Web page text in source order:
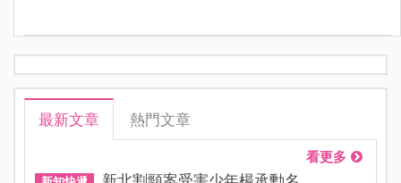
最新文章 熱門文章
看更多